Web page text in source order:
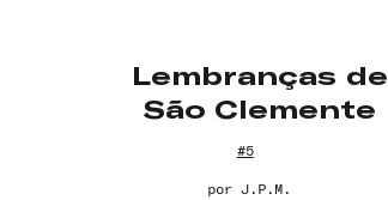
Lembranças de
São Clemente
#5
porJ.P.M.